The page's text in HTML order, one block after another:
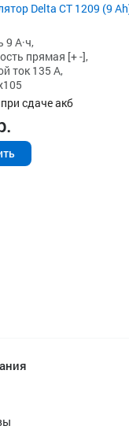
Delta CT 1209 (9
9 А·ч,
прямая [+ -],
ток 135 А,
при сдаче акб